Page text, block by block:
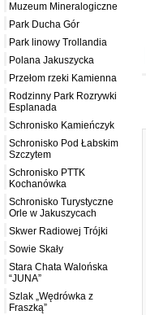
Muzeum Mineralogiczne
Park Ducha Gór
Park linowy Trollandia
Polana Jakuszycka
Przełom rzeki Kamienna
Rodzinny Park Rozrywki
Esplanada
Schronisko Kamieńczyk
Schronisko Pod Łabskim
Szczytem
Schronisko PTTK
Kochanówka
Schronisko Turystyczne
Orle w Jakuszycach
Skwer Radiowej Trójki
Sowie Skały
Stara Chata Walońska
“JUNA”
Szlak „Wędrówka z
Fraszką”